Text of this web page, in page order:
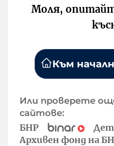
Моля,
Към
Или проверете
сайтове:
БНР
Архивен фонд на